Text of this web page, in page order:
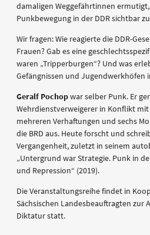
damaligen Weggefährtinnen
Punkbewegung in der DDR sichtbar
Wir fragen: Wie reagierte die DDR-
Frauen? Gab es eine
waren „Tripperburgen“? Und was
Gefängnissen und Jugendwerkhöfen
Geralf Pochopwar selber Punk. Er
Wehrdienstverweigerer in Konflikt mit
mehreren Verhaftungen und sechs
die BRD aus. Heute forscht und
Vergangenheit, zuletzt in seinem
„Untergrund war Strategie. Punk in
und Repression“ (2019).
Die Veranstaltungsreihe findet in
Sächsischen Landesbeauftragten zur
Diktatur statt.